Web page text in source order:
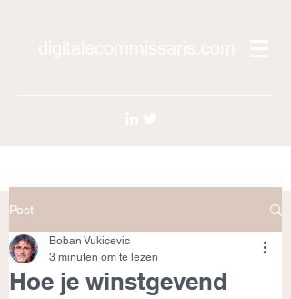
Post
Hoe je winstgevend
Boban Vukicevic
3 minuten om te lezen